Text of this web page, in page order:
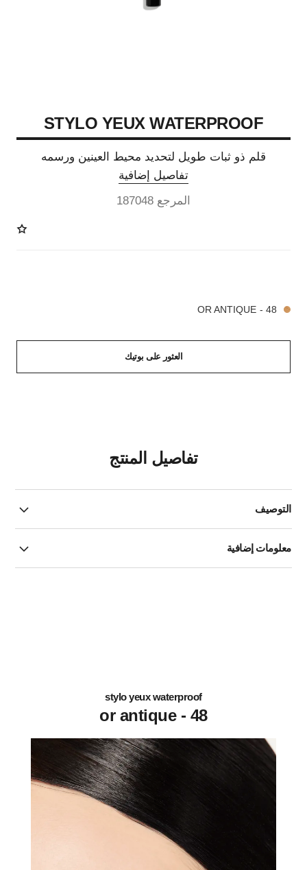
STYLO YEUX WATERPROOF
قلم ذو ثبات طويل لتحديد محيط العينين ورسمه
تفاصيل إضافية
المرجع 187048
48 - OR ANTIQUE
العثور على بوتيك
تفاصيل المنتج
التوصيف
معلومات إضافية
stylo yeux waterproof
48 - or antique